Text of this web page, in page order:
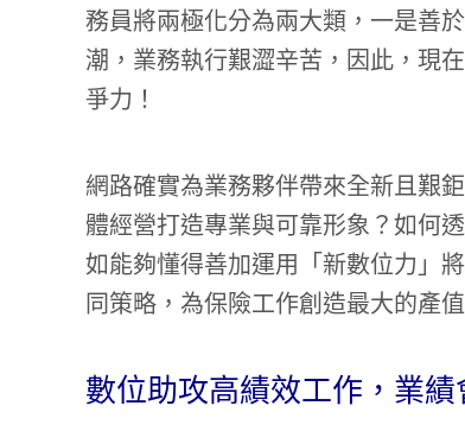
務員將兩極化分為兩大類，一是善
潮，業務執行艱澀辛苦，因此，現
爭力！
網路確實為業務夥伴帶來全新且艱
體經營打造專業與可靠形象？如何
如能夠懂得善加運用「新數位力」
同策略，為保險工作創造最大的產值
數位助攻高績效工作，業績